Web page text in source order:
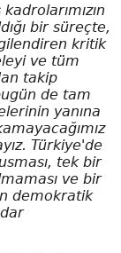
bir süreçte,
kritik
ve tüm
takip
de tam
yanına
Türkiye'de
tek bir
ve bir
demokratik